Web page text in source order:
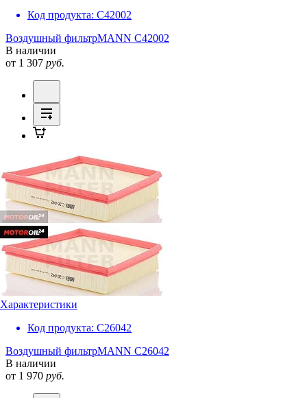
Код продукта: C42002
Воздушный фильтрMANN C42002
В наличии
от 1 307 руб.
Характеристики
Код продукта: C26042
Воздушный фильтрMANN C26042
В наличии
от 1 970 руб.